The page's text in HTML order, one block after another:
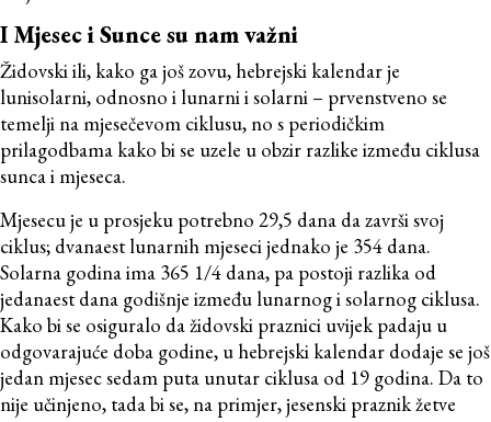
I Mjesec i Sunce su nam važni
Židovski ili, kako ga još zovu, hebrejski kalendar je
lunisolarni, odnosno i lunarni i solarni – prvenstveno se
temelji na mjesečevom ciklusu, no s periodičkim
prilagodbama kako bi se uzele u obzir razlike između ciklusa
sunca i mjeseca.
Mjesecu je u prosjeku potrebno 29,5 dana da završi svoj
ciklus; dvanaest lunarnih mjeseci jednako je 354 dana.
Solarna godina ima 365 1/4 dana, pa postoji razlika od
jedanaest dana godišnje između lunarnog i solarnog ciklusa.
Kako bi se osiguralo da židovski praznici uvijek padaju u
odgovarajuće doba godine, u hebrejski kalendar dodaje se još
jedan mjesec sedam puta unutar ciklusa od 19 godina. Da to
nije učinjeno, tada bi se, na primjer, jesenski praznik žetve